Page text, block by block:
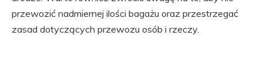
przewozić nadmiernej ilości bagażu oraz przestrzegać
zasad dotyczących przewozu osób i rzeczy.